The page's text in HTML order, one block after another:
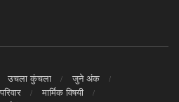
उचला कुंचला
जुने अंक
मार्मिक विषयी